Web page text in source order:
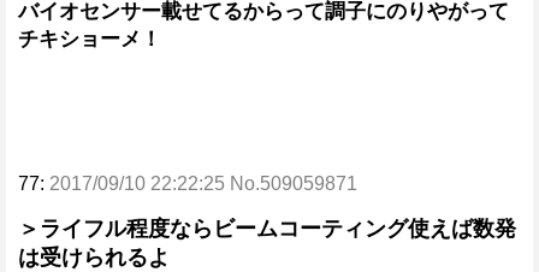
バイオセンサー載せてるからって調子にのりやがって
チキショーメ！
77: 2017/09/10 22:22:25 No.509059871
＞ライフル程度ならビームコーティング使えば数発
は受けられるよ